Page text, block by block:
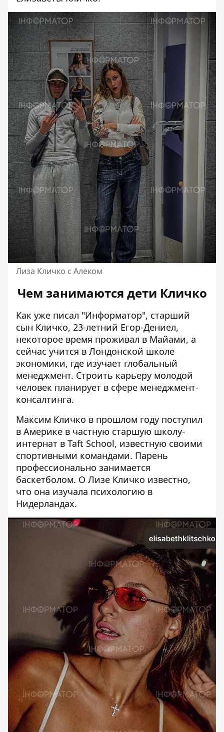
Лиза Кличко с Алеком
Чем занимаются дети Кличко
Как уже писал "Информатор", старший
сын Кличко, 23-летний Егор-Дениел,
некоторое время проживал в Майами, а
сейчас учится в Лондонской школе
экономики, где изучает глобальный
менеджмент. Строить карьеру молодой
человек планирует в сфере менеджмент-
консалтинга.
Максим Кличко в прошлом году поступил
в Америке в частную старшую школу-
интернат в Taft School, известную своими
спортивными командами. Парень
профессионально занимается
баскетболом. О Лизе Кличко известно,
что она изучала психологию в
Нидерландах.